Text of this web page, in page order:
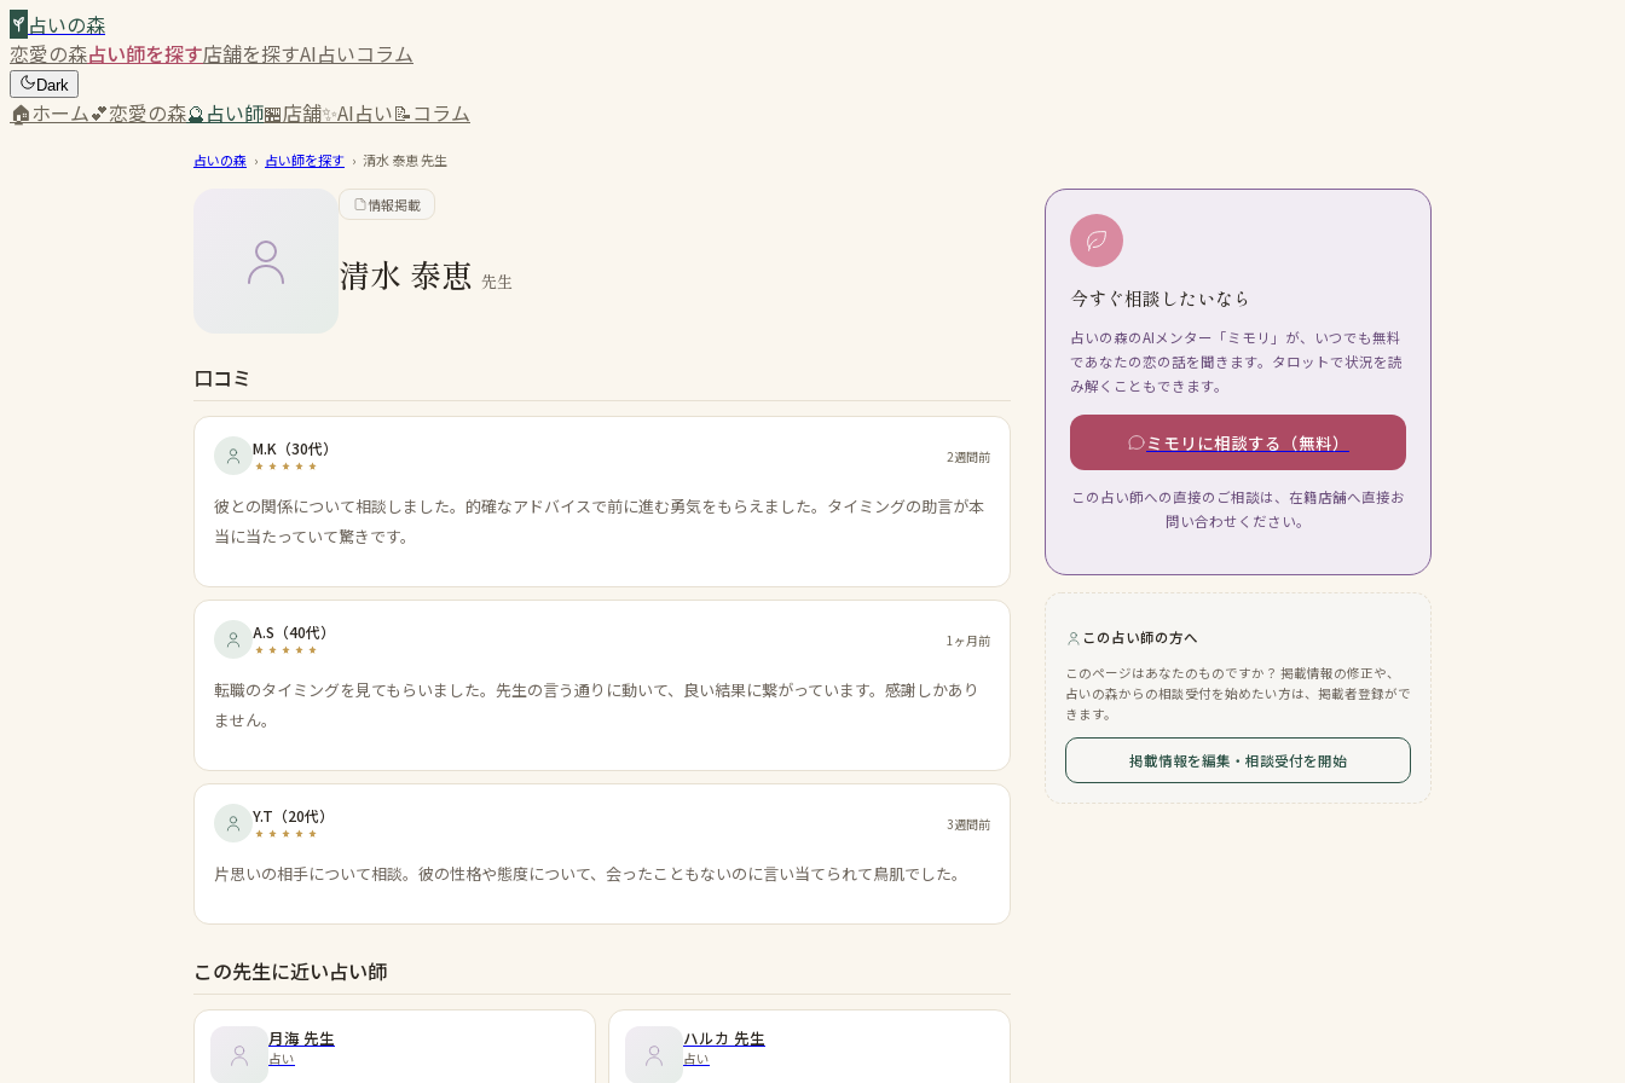
占いの森
恋愛の森占い師を探す店舗を探すAI占いコラム
Dark
🏠ホーム💕恋愛の森🔮占い師🏪店舗✨AI占い📝コラム
占いの森 › 占い師を探す › 清水 泰恵先生
情報掲載
清水 泰恵 先生
口コミ
M.K （30代） 2週間前
彼との関係について相談しました。的確なアドバイスで前に進む勇気をもらえました。タイミングの助言が本
当に当たっていて驚きです。
A.S （40代） 1ヶ月前
転職のタイミングを見てもらいました。先生の言う通りに動いて、良い結果に繋がっています。感謝しかあり
ません。
Y.T （20代） 3週間前
片思いの相手について相談。彼の性格や態度について、会ったこともないのに言い当てられて鳥肌でした。
この先生に近い占い師
月海 先生
占い
ハルカ 先生
占い
今すぐ相談したいなら
占いの森のAIメンター「ミモリ」が、いつでも無料
であなたの恋の話を聞きます。タロットで状況を読
み解くこともできます。
ミモリに相談する（無料）
この占い師への直接のご相談は、在籍店舗へ直接お
問い合わせください。
この占い師の方へ
このページはあなたのものですか？ 掲載情報の修正や、
占いの森からの相談受付を始めたい方は、掲載者登録がで
きます。
掲載情報を編集・相談受付を開始